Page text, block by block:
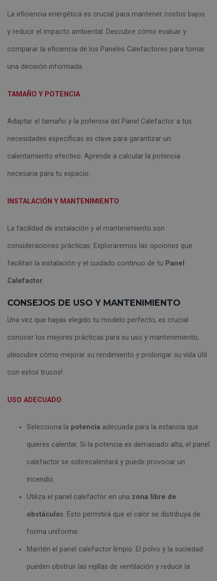
La eficiencia energética es crucial para mantener costos bajos
y reducir el impacto ambiental. Descubre cómo evaluar y
comparar la eficiencia de los Paneles Calefactores para tomar
una decisión informada.
TAMAÑO Y POTENCIA
Adaptar el tamaño y la potencia del Panel Calefactor a tus
necesidades específicas es clave para garantizar un
calentamiento efectivo. Aprende a calcular la potencia
necesaria para tu espacio.
INSTALACIÓN Y MANTENIMIENTO
La facilidad de instalación y el mantenimiento son
consideraciones prácticas. Exploraremos las opciones que
facilitan la instalación y el cuidado continuo de tu Panel
Calefactor.
CONSEJOS DE USO Y MANTENIMIENTO
Una vez que hayas elegido tu modelo perfecto, es crucial
conocer los mejores prácticas para su uso y mantenimiento,
¡descubre cómo mejorar su rendimiento y prolongar su vida útil
con estos trucos!
USO ADECUADO
Selecciona la potencia adecuada para la estancia que
quieres calentar. Si la potencia es demasiado alta, el panel
calefactor se sobrecalentará y puede provocar un
incendio.
Utiliza el panel calefactor en una zona libre de
obstáculos. Esto permitirá que el calor se distribuya de
forma uniforme.
Mantén el panel calefactor limpio. El polvo y la suciedad
pueden obstruir las rejillas de ventilación y reducir la